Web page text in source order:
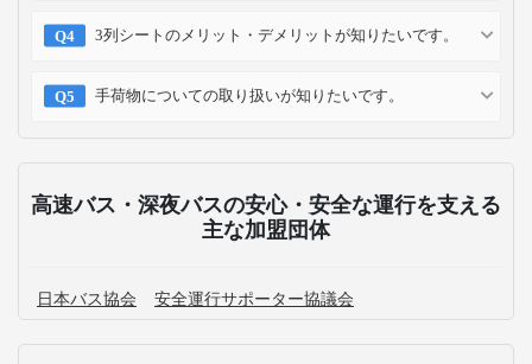
3列シートのメリット・デメリットが知りたいです。
手荷物についての取り扱いが知りたいです。
高速バス・深夜バスの安心・安全な運行を支える
主な加盟団体
日本バス協会 安全運行サポーター協議会